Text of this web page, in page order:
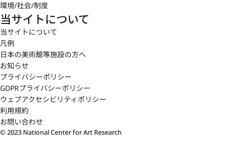
環境/社会/制度
当サイトについて
当サイトについて
凡例
日本の美術館等施設の方へ
お知らせ
プライバシーポリシー
GDPRプライバシーポリシー
ウェブアクセシビリティポリシー
利用規約
お問い合わせ
© 2023 National Center for Art Research